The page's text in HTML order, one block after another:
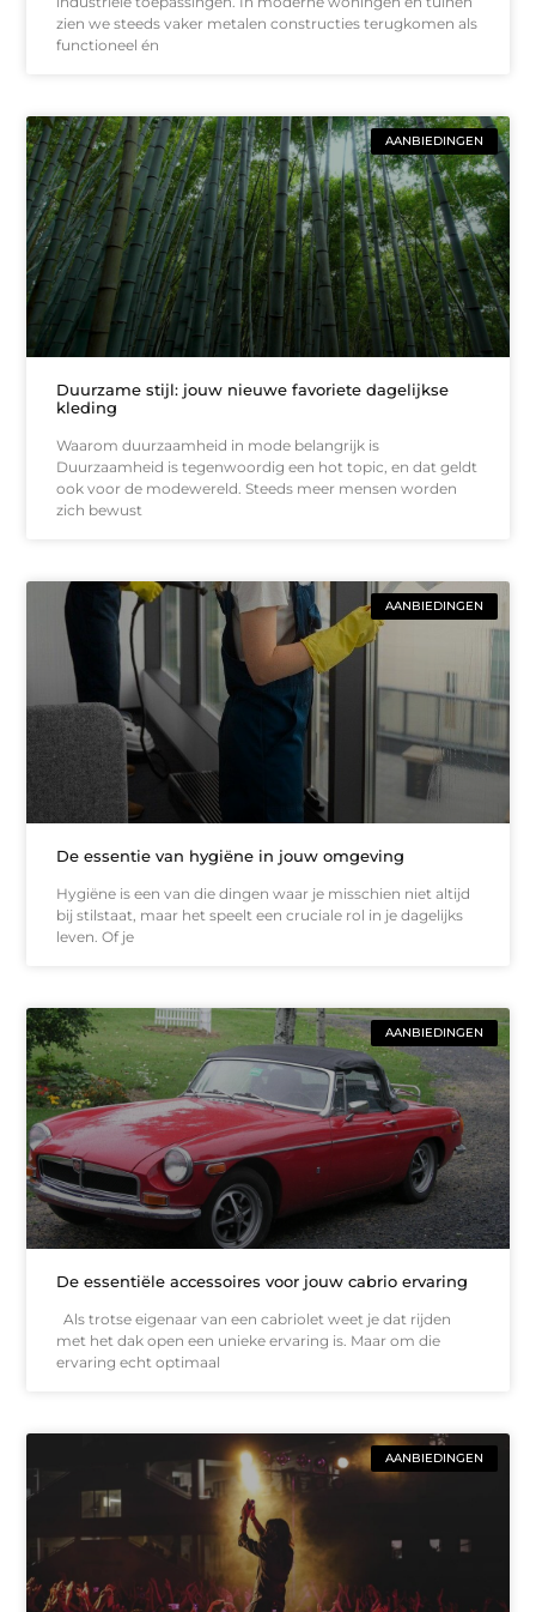
zien we steeds vaker metalen constructies terugkomen als
functioneel én
AANBIEDINGEN
Duurzame stijl: jouw nieuwe favoriete dagelijkse
kleding
Waarom duurzaamheid in mode belangrijk is
Duurzaamheid is tegenwoordig een hot topic, en dat geldt
ook voor de modewereld. Steeds meer mensen worden
zich bewust
AANBIEDINGEN
De essentie van hygiëne in jouw omgeving
Hygiëne is een van die dingen waar je misschien niet altijd
bij stilstaat, maar het speelt een cruciale rol in je dagelijks
leven. Of je
AANBIEDINGEN
De essentiële accessoires voor jouw cabrio ervaring
Als trotse eigenaar van een cabriolet weet je dat rijden
met het dak open een unieke ervaring is. Maar om die
ervaring echt optimaal
AANBIEDINGEN